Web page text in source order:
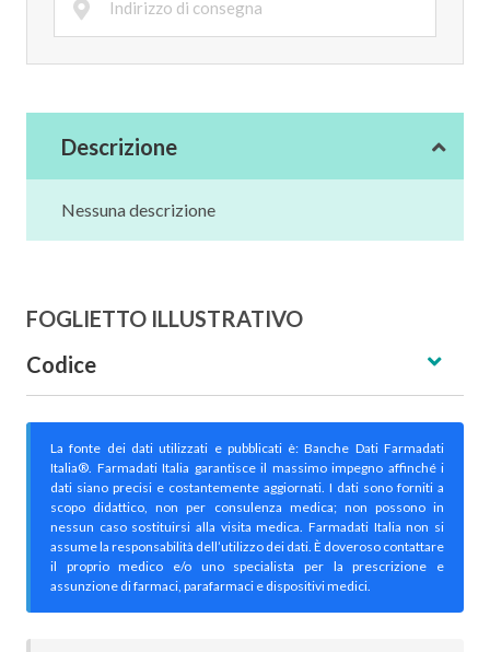
Descrizione
Nessuna descrizione
FOGLIETTO ILLUSTRATIVO
Codice
La fonte dei dati utilizzati e pubblicati è: Banche Dati Farmadati
Italia®. Farmadati Italia garantisce il massimo impegno affinché i
dati siano precisi e costantemente aggiornati. I dati sono forniti a
scopo didattico, non per consulenza medica; non possono in
nessun caso sostituirsi alla visita medica. Farmadati Italia non si
assume la responsabilità dell’utilizzo dei dati. È doveroso contattare
il proprio medico e/o uno specialista per la prescrizione e
assunzione di farmaci, parafarmaci e dispositivi medici.